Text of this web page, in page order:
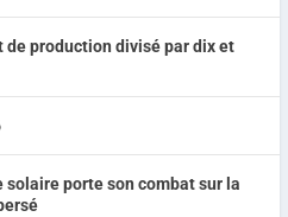
de production divisé par dix et
porte son combat sur la